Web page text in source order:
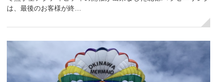
は、最後のお客様が終…